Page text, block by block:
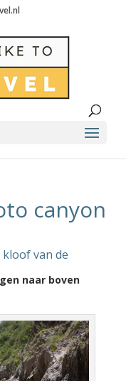
canyon
van de
naar boven